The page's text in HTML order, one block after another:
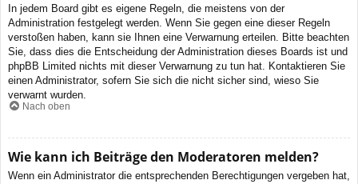
In jedem Board gibt es eigene Regeln, die meistens von der
Administration festgelegt werden. Wenn Sie gegen eine dieser Regeln
verstoßen haben, kann sie Ihnen eine Verwarnung erteilen. Bitte beachten
Sie, dass dies die Entscheidung der Administration dieses Boards ist und
phpBB Limited nichts mit dieser Verwarnung zu tun hat. Kontaktieren Sie
einen Administrator, sofern Sie sich die nicht sicher sind, wieso Sie
verwarnt wurden.
Nach oben
Wie kann ich Beiträge den Moderatoren melden?
Wenn ein Administrator die entsprechenden Berechtigungen vergeben hat,